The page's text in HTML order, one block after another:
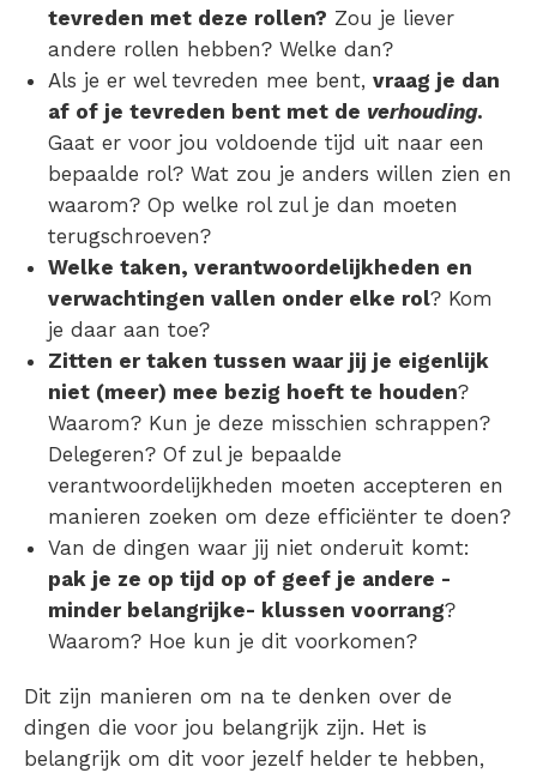
tevreden met deze rollen? Zou je liever
andere rollen hebben? Welke dan?
Als je er wel tevreden mee bent, vraag je dan
af of je tevreden bent met de verhouding.
Gaat er voor jou voldoende tijd uit naar een
bepaalde rol? Wat zou je anders willen zien en
waarom? Op welke rol zul je dan moeten
terugschroeven?
Welke taken, verantwoordelijkheden en
verwachtingen vallen onder elke rol? Kom
je daar aan toe?
Zitten er taken tussen waar jij je eigenlijk
niet (meer) mee bezig hoeft te houden?
Waarom? Kun je deze misschien schrappen?
Delegeren? Of zul je bepaalde
verantwoordelijkheden moeten accepteren en
manieren zoeken om deze efficiënter te doen?
Van de dingen waar jij niet onderuit komt:
pak je ze op tijd op of geef je andere -
minder belangrijke- klussen voorrang?
Waarom? Hoe kun je dit voorkomen?
Dit zijn manieren om na te denken over de
dingen die voor jou belangrijk zijn. Het is
belangrijk om dit voor jezelf helder te hebben,